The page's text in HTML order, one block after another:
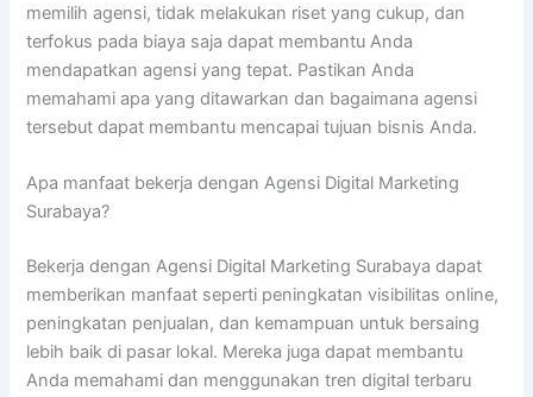
memilih agensi, tidak melakukan riset yang cukup, dan
terfokus pada biaya saja dapat membantu Anda
mendapatkan agensi yang tepat. Pastikan Anda
memahami apa yang ditawarkan dan bagaimana agensi
tersebut dapat membantu mencapai tujuan bisnis Anda.
Apa manfaat bekerja dengan Agensi Digital Marketing
Surabaya?
Bekerja dengan Agensi Digital Marketing Surabaya dapat
memberikan manfaat seperti peningkatan visibilitas online,
peningkatan penjualan, dan kemampuan untuk bersaing
lebih baik di pasar lokal. Mereka juga dapat membantu
Anda memahami dan menggunakan tren digital terbaru